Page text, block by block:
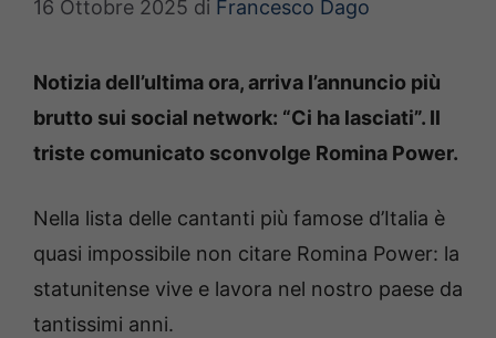
16 Ottobre 2025 di Francesco Dago
Notizia dell’ultima ora, arriva l’annuncio più
brutto sui social network: “Ci ha lasciati”. Il
triste comunicato sconvolge Romina Power.
Nella lista delle cantanti più famose d’Italia è
quasi impossibile non citare Romina Power: la
statunitense vive e lavora nel nostro paese da
tantissimi anni.